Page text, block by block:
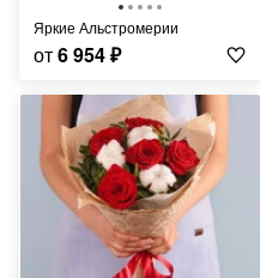
Яркие Альстромерии
от6 954₽